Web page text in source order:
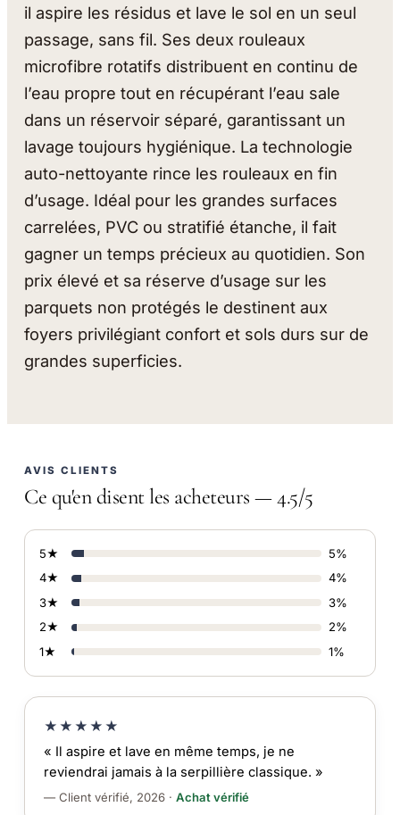
il aspire les résidus et lave le sol en un seul
passage, sans fil. Ses deux rouleaux
microfibre rotatifs distribuent en continu de
l’eau propre tout en récupérant l’eau sale
dans un réservoir séparé, garantissant un
lavage toujours hygiénique. La technologie
auto-nettoyante rince les rouleaux en fin
d’usage. Idéal pour les grandes surfaces
carrelées, PVC ou stratifié étanche, il fait
gagner un temps précieux au quotidien. Son
prix élevé et sa réserve d’usage sur les
parquets non protégés le destinent aux
foyers privilégiant confort et sols durs sur de
grandes superficies.
AVIS CLIENTS
Ce qu'en disent les acheteurs — 4.5/5
5★
5%
4★
4%
3★
3%
2★
2%
1★
1%
★★★★★
« Il aspire et lave en même temps, je ne
reviendrai jamais à la serpillière classique. »
— Client vérifié, 2026 · Achat vérifié